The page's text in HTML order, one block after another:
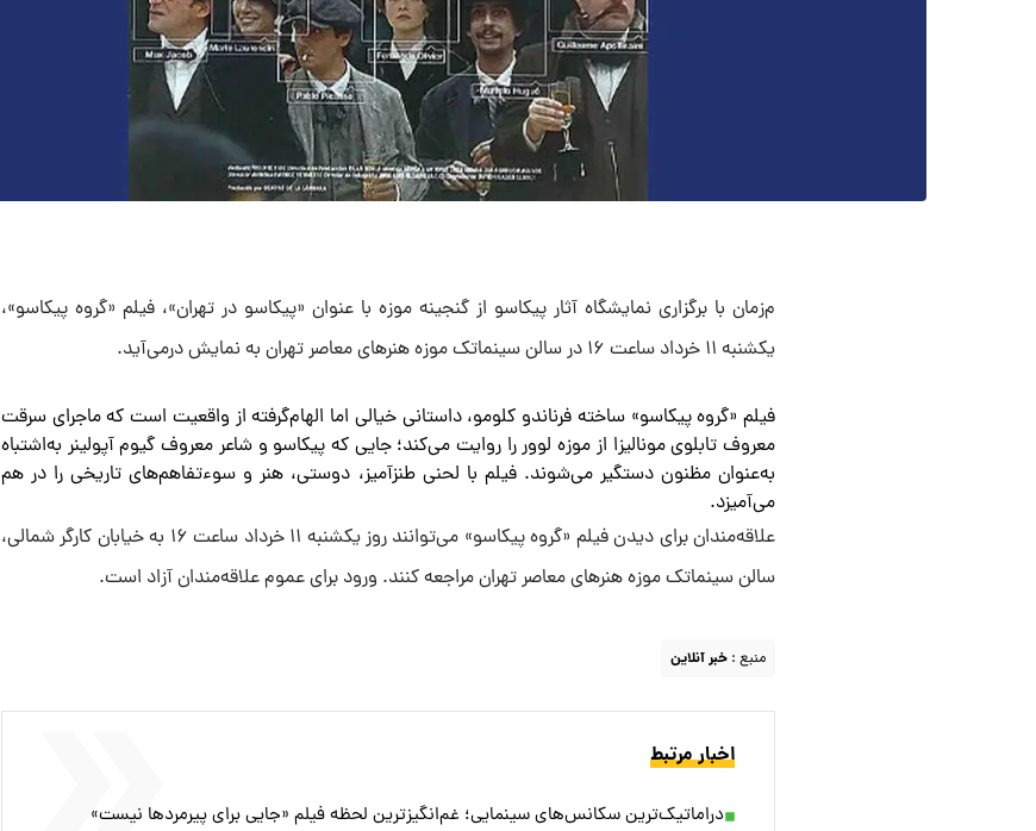
م‌زمان با برگزاری نمایشگاه آثار پیکاسو از گنجینه موزه با عنوان «پیکاسو در تهران»، فیلم «گروه پیکاسو»،
یکشنبه ۱۱ خرداد ساعت ۱۶ در سالن سینماتک موزه هنرهای معاصر تهران به نمایش درمی‌آید.
فیلم «گروه پیکاسو» ساخته فرناندو کلومو، داستانی خیالی اما الهام‌گرفته از واقعیت است که ماجرای سرقت
معروف تابلوی مونالیزا از موزه لوور را روایت می‌کند؛ جایی که پیکاسو و شاعر معروف گیوم آپولینر به‌اشتباه
به‌عنوان مظنون دستگیر می‌شوند. فیلم با لحنی طنزآمیز، دوستی، هنر و سوءتفاهم‌های تاریخی را در هم
می‌آمیزد.
علاقه‌مندان برای دیدن فیلم «گروه پیکاسو» می‌توانند روز یکشنبه ۱۱ خرداد ساعت ۱۶ به خیابان کارگر شمالی،
سالن سینماتک موزه هنرهای معاصر تهران مراجعه کنند. ورود برای عموم علاقه‌مندان آزاد است.
منبع : خبر آنلاین
اخبار مرتبط
دراماتیک‌ترین سکانس‌های سینمایی؛ غم‌انگیزترین لحظه فیلم «جایی برای پیرمردها نیست»